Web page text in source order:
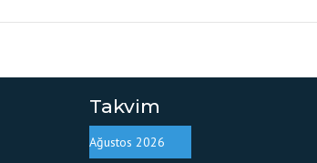
Takvim
Ağustos 2026